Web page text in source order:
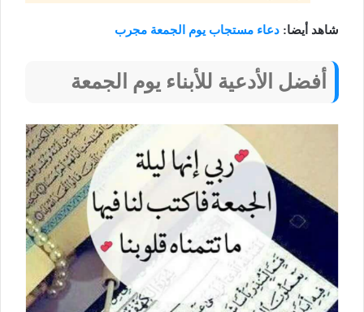
شاهد أيضا: دعاء مستجاب يوم الجمعة مجرب
أفضل الأدعية للأبناء يوم الجمعة